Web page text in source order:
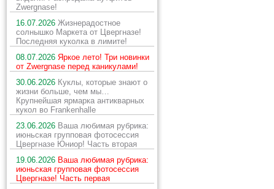
Zwergnase!
16.07.2026 Жизнерадостное
солнышко Маркета от Цвергназе!
Последняя куколка в лимите!
08.07.2026 Яркое лето! Три новинки
от Zwergnase перед каникулами!
30.06.2026 Куклы, которые знают о
жизни больше, чем мы…
Крупнейшая ярмарка антикварных
кукол во Frankenhalle
23.06.2026 Ваша любимая рубрика:
июньская групповая фотосессия
Цвергназе Юниор! Часть вторая
19.06.2026 Ваша любимая рубрика:
июньская групповая фотосессия
Цвергназе! Часть первая